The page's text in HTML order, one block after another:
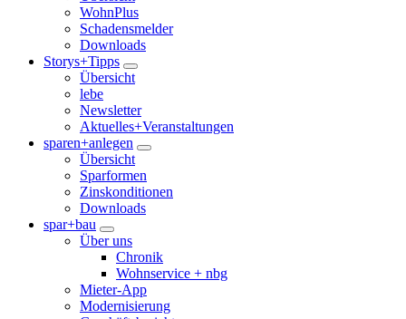
WohnPlus
Schadensmelder
Downloads
Storys+Tipps
Übersicht
lebe
Newsletter
Aktuelles+Veranstaltungen
sparen+anlegen
Übersicht
Sparformen
Zinskonditionen
Downloads
spar+bau
Über uns
Chronik
Wohnservice + nbg
Mieter-App
Modernisierung